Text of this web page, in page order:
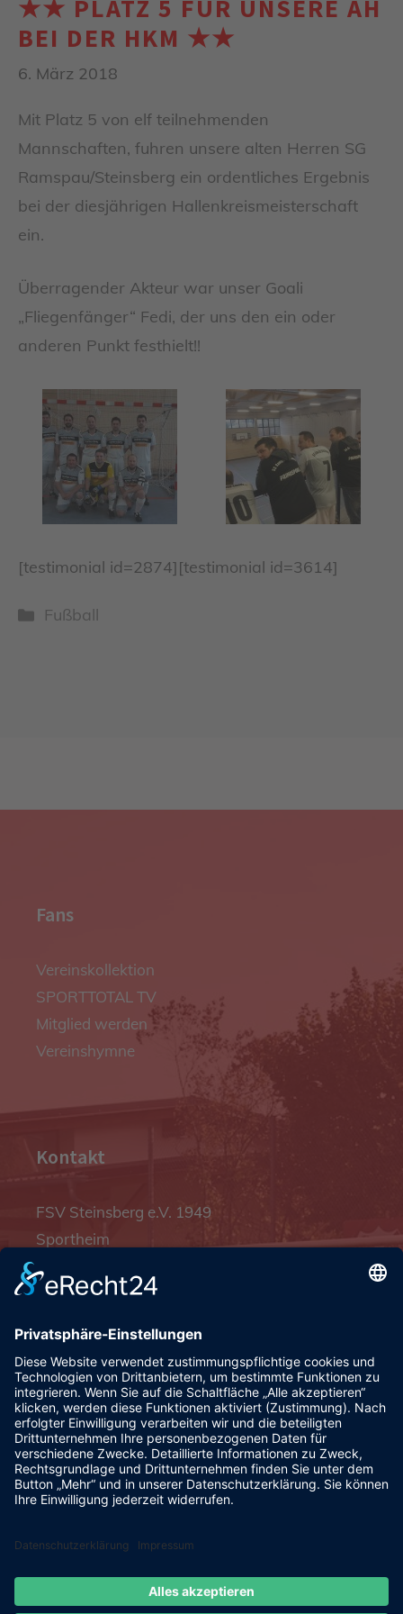
★★ PLATZ 5 FÜR UNSERE AH
BEI DER HKM ★★
6. März 2018
Mit Platz 5 von elf teilnehmenden
Mannschaften, fuhren unsere alten Herren SG
Ramspau/Steinsberg ein ordentliches Ergebnis
bei der diesjährigen Hallenkreismeisterschaft
ein.
Überragender Akteur war unser Goali
„Fliegenfänger“ Fedi, der uns den ein oder
anderen Punkt festhielt!!
[testimonial id=2874][testimonial id=3614]
Kategorien
Fußball
Fans
Vereinskollektion
SPORTTOTAL TV
Mitglied werden
Vereinshymne
Kontakt
FSV Steinsberg e.V. 1949
Sportheim
93128 Steinsberg
pr@fsv-steinsberg.de
Social